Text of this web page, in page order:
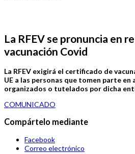
La RFEV se pronuncia en
vacunación Covid
La RFEV exigirá el certificado de
UE a las personas que tomen parte
organizados o tutelados por dicha
COMUNICADO
Compártelo mediante
Facebook
Correo electrónico